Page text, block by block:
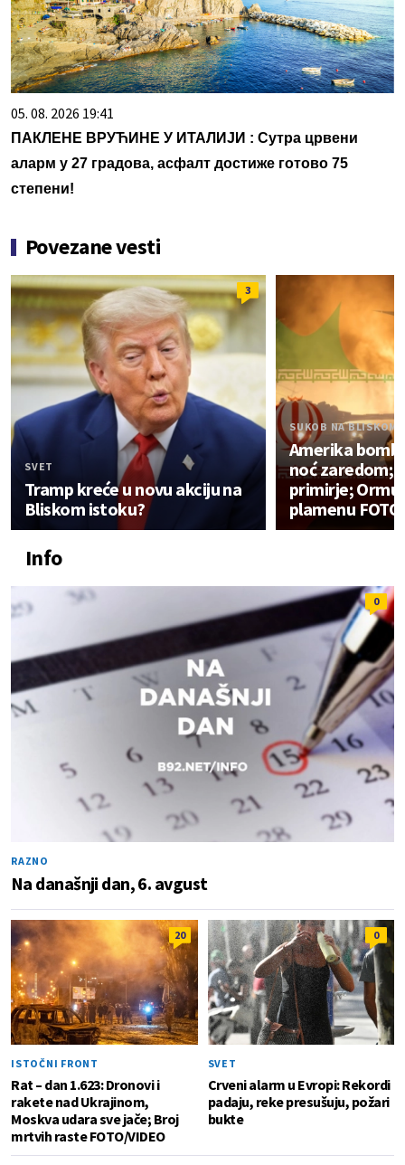
05. 08. 2026 19:41
ПАКЛЕНЕ ВРУЋИНЕ У ИТАЛИЈИ : Сутра црвени
аларм у 27 градова, асфалт достиже готово 75
степени!
Povezane vesti
3
SVET
Tramp kreće u novu akciju na
Bliskom istoku?
SUKOB NA BLISKOM
Amerika
noć zaredom;
primirje;
plamenu
Info
0
RAZNO
Na današnji dan, 6. avgust
20
ISTOČNI FRONT
Rat – dan 1.623: Dronovi i
rakete nad Ukrajinom,
Moskva udara sve jače; Broj
mrtvih raste FOTO/VIDEO
0
SVET
Crveni alarm u Evropi: Rekordi
padaju, reke presušuju, požari
bukte